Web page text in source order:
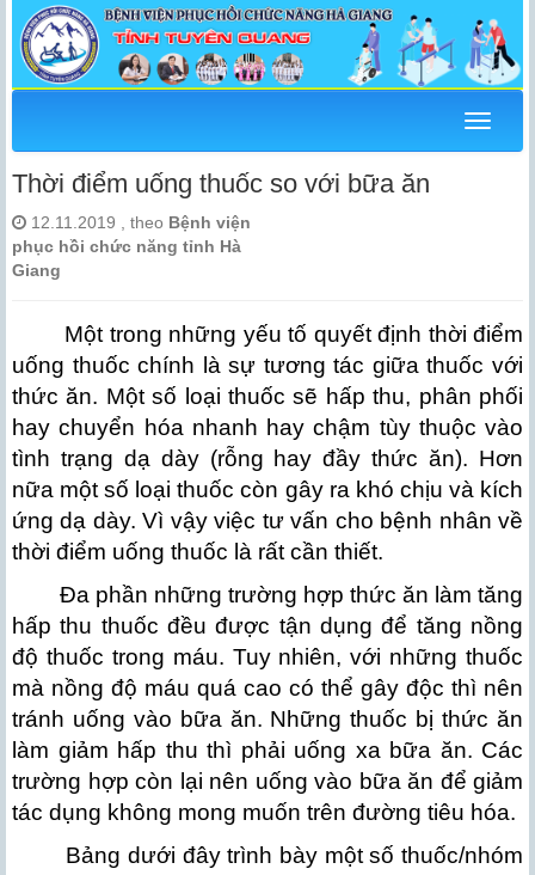
Menu
Thời điểm uống thuốc so với bữa ăn
12.11.2019 , theo Bệnh viện
phục hồi chức năng tỉnh Hà
Giang
Một trong những yếu tố quyết định thời điểm
uống thuốc chính là sự tương tác giữa thuốc với
thức ăn. Một số loại thuốc sẽ hấp thu, phân phối
hay chuyển hóa nhanh hay chậm tùy thuộc vào
tình trạng dạ dày (rỗng hay đầy thức ăn). Hơn
nữa một số loại thuốc còn gây ra khó chịu và kích
ứng dạ dày. Vì vậy việc tư vấn cho bệnh nhân về
thời điểm uống thuốc là rất cần thiết.
Đa phần những trường hợp thức ăn làm tăng
hấp thu thuốc đều được tận dụng để tăng nồng
độ thuốc trong máu. Tuy nhiên, với những thuốc
mà nồng độ máu quá cao có thể gây độc thì nên
tránh uống vào bữa ăn. Những thuốc bị thức ăn
làm giảm hấp thu thì phải uống xa bữa ăn. Các
trường hợp còn lại nên uống vào bữa ăn để giảm
tác dụng không mong muốn trên đường tiêu hóa.
Bảng dưới đây trình bày một số thuốc/nhóm